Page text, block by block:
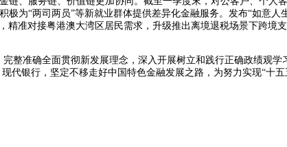
为“两司两员”等新就业群体提供差异化金融服务。发布“如意人
准对接粤港澳大湾区居民需求，升级推出离境退税场景下跨境支
准确全面贯彻新发展理念，深入开展树立和践行正确政绩观学
代银行，坚定不移走好中国特色金融发展之路，为努力实现“十